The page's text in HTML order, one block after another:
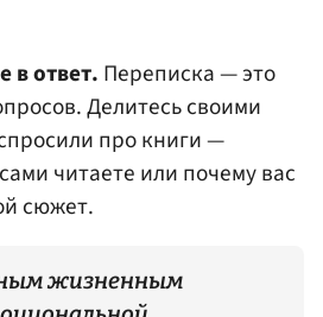
в ответ. Переписка — это
Делитесь своими
про книги —
читаете или почему вас
сюжет.
жизненным